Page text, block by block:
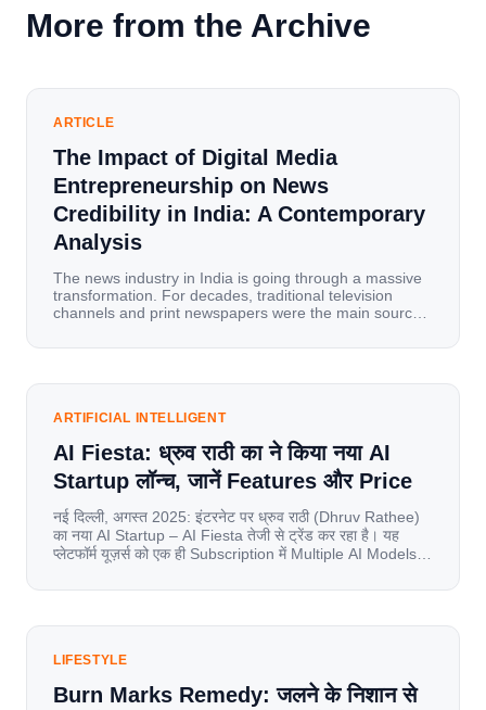
More from the Archive
ARTICLE
The Impact of Digital Media
Entrepreneurship on News
Credibility in India: A Contemporary
Analysis
The news industry in India is going through a massive
transformation. For decades, traditional television
channels and print newspapers were the main sources
mobile data, affordable smartphones, and high-speed
has become a mobile-first market where consumers
ARTIFICIAL INTELLIGENT
AI Fiesta: ध्रुव राठी का ने किया नया AI
Startup लॉन्च, जानें Features और Price
नई दिल्ली, अगस्त 2025: इंटरनेट पर ध्रुव राठी (Dhruv Rathee)
का नया AI Startup – AI Fiesta तेजी से ट्रेंड कर रहा है। यह
प्लेटफॉर्म यूज़र्स को एक ही Subscription में Multiple AI Models
यूज़र्स का जबरदस्त रिस्पॉन्स लॉन्च के तुरंत […]
LIFESTYLE
Burn Marks Remedy: जलने के निशान से